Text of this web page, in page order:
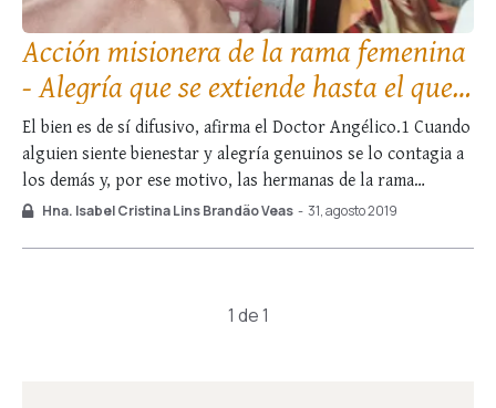
Acción misionera de la rama femenina
- Alegría que se extiende hasta el que
sufre
El bien es de sí difusivo, afirma el Doctor Angélico.1 Cuando
alguien siente bienestar y alegría genuinos se lo contagia a
los demás y, por ese motivo, las hermanas de la rama
femenina de los Heraldos del Evangelio acaban llevando a
Hna. Isabel Cristina Lins Brandão Veas - 31, agosto 2019
1 de 1